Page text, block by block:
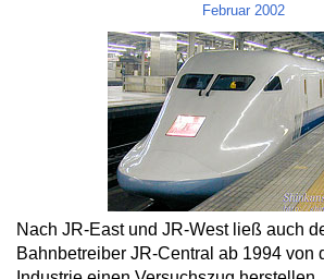
Februar 2002
Nach JR-East und JR-West ließ auch
Bahn­be­trei­ber JR-Cen­tral ab 1994 von